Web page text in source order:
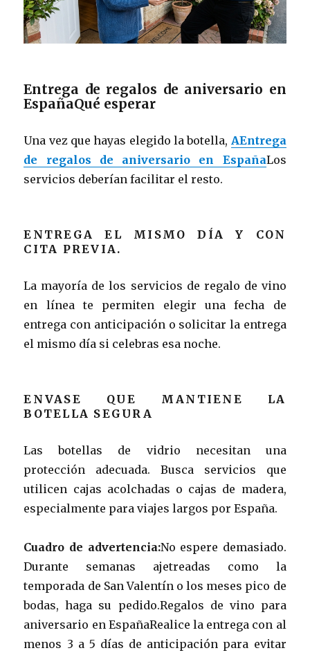
Entrega de regalos de aniversario en
EspañaQué esperar
Una vez que hayas elegido la botella, AEntrega
de regalos de aniversario en EspañaLos
servicios deberían facilitar el resto.
ENTREGA EL MISMO DÍA Y CON
CITA PREVIA.
La mayoría de los servicios de regalo de vino
en línea te permiten elegir una fecha de
entrega con anticipación o solicitar la entrega
el mismo día si celebras esa noche.
ENVASE QUE MANTIENE LA
BOTELLA SEGURA
Las botellas de vidrio necesitan una
protección adecuada. Busca servicios que
utilicen cajas acolchadas o cajas de madera,
especialmente para viajes largos por España.
Cuadro de advertencia:No espere demasiado.
Durante semanas ajetreadas como la
temporada de San Valentín o los meses pico de
bodas, haga su pedido.Regalos de vino para
aniversario en EspañaRealice la entrega con al
menos 3 a 5 días de anticipación para evitar